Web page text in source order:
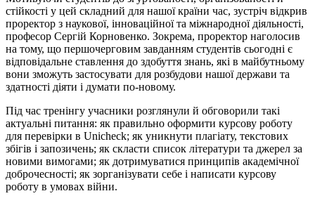
стійкості у цей складний для нашої країни час, зустріч відкрив
проректор з наукової, інноваційної та міжнародної діяльності,
професор Сергій Корновенко. Зокрема, проректор наголосив
на тому, що першочерговим завданням студентів сьогодні є
відповідальне ставлення до здобуття знань, які в майбутньому
вони зможуть застосувати для розбудови нашої держави та
здатності діяти і думати по-новому.
Під час тренінгу учасники розглянули й обговорили такі
актуальні питання: як правильно оформити курсову роботу
для перевірки в Unicheck; як уникнути плагіату, текстових
збігів і запозичень; як скласти список літератури та джерел за
новими вимогами; як дотримуватися принципів академічної
доброчесності; як зорганізувати себе і написати курсову
роботу в умовах війни.